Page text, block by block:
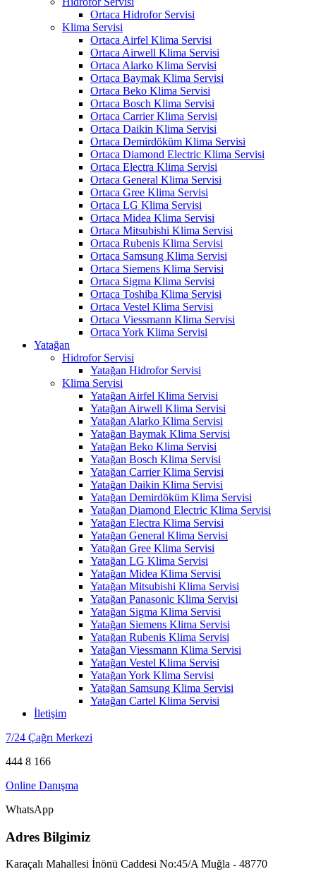
Ortaca Hidrofor Servisi
Klima Servisi
Ortaca Airfel Klima Servisi
Ortaca Airwell Klima Servisi
Ortaca Alarko Klima Servisi
Ortaca Baymak Klima Servisi
Ortaca Beko Klima Servisi
Ortaca Bosch Klima Servisi
Ortaca Carrier Klima Servisi
Ortaca Daikin Klima Servisi
Ortaca Demirdöküm Klima Servisi
Ortaca Diamond Electric Klima Servisi
Ortaca Electra Klima Servisi
Ortaca General Klima Servisi
Ortaca Gree Klima Servisi
Ortaca LG Klima Servisi
Ortaca Midea Klima Servisi
Ortaca Mitsubishi Klima Servisi
Ortaca Rubenis Klima Servisi
Ortaca Samsung Klima Servisi
Ortaca Siemens Klima Servisi
Ortaca Sigma Klima Servisi
Ortaca Toshiba Klima Servisi
Ortaca Vestel Klima Servisi
Ortaca Viessmann Klima Servisi
Ortaca York Klima Servisi
Yatağan
Hidrofor Servisi
Yatağan Hidrofor Servisi
Klima Servisi
Yatağan Airfel Klima Servisi
Yatağan Airwell Klima Servisi
Yatağan Alarko Klima Servisi
Yatağan Baymak Klima Servisi
Yatağan Beko Klima Servisi
Yatağan Bosch Klima Servisi
Yatağan Carrier Klima Servisi
Yatağan Daikin Klima Servisi
Yatağan Demirdöküm Klima Servisi
Yatağan Diamond Electric Klima Servisi
Yatağan Electra Klima Servisi
Yatağan General Klima Servisi
Yatağan Gree Klima Servisi
Yatağan LG Klima Servisi
Yatağan Midea Klima Servisi
Yatağan Mitsubishi Klima Servisi
Yatağan Panasonic Klima Servisi
Yatağan Sigma Klima Servisi
Yatağan Siemens Klima Servisi
Yatağan Rubenis Klima Servisi
Yatağan Viessmann Klima Servisi
Yatağan Vestel Klima Servisi
Yatağan York Klima Servisi
Yatağan Samsung Klima Servisi
Yatağan Cartel Klima Servisi
İletişim
7/24 Çağrı Merkezi
444 8 166
Online Danışma
WhatsApp
Adres Bilgimiz
Karaçalı Mahallesi İnönü Caddesi No:45/A Muğla - 48770